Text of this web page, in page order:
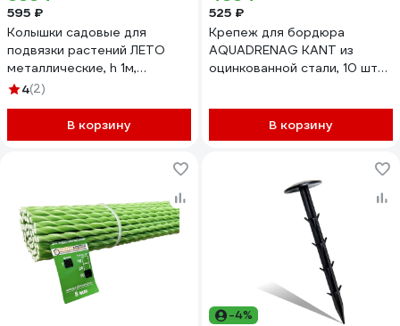
595 ₽
Колышки садовые для
подвязки растений ЛЕТО
металлические, h 1м,
ст.труба d 10мм, 1 упаковка
4(2)
В корзину
525 ₽
Крепеж для бордюра
AQUADRENAG KANT из
оцинкованной стали, 10 шт
В корзину
-4%